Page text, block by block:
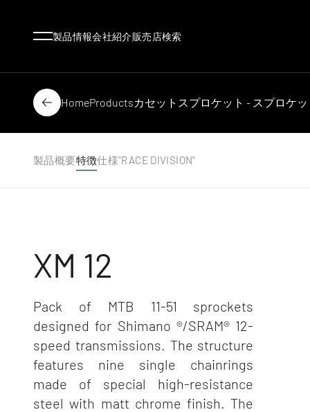
Menu製品情報会社紹介販売店検索
Back
HomeProductsカセットスプロケット - スプロケ
製品概要特徴仕様"RACE DIVISION"
XM 12
Pack of MTB 11-51 sprockets
designed for Shimano ®/SRAM® 12-
speed transmissions. The structure
features nine single chainrings
made of special high-resistance
steel with matt chrome finish. The